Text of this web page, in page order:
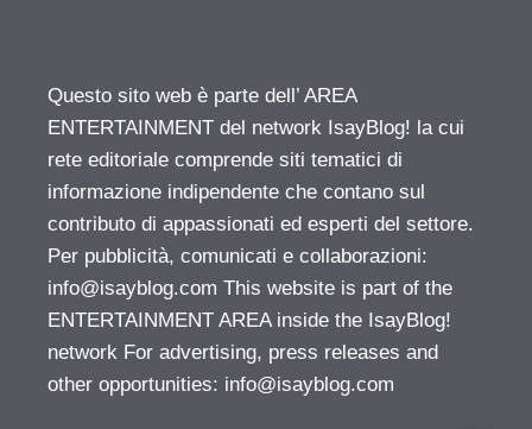
Questo sito web è parte dell’ AREA
ENTERTAINMENT del network IsayBlog! la cui
rete editoriale comprende siti tematici di
informazione indipendente che contano sul
contributo di appassionati ed esperti del settore.
Per pubblicità, comunicati e collaborazioni:
info@isayblog.com This website is part of the
ENTERTAINMENT AREA inside the IsayBlog!
network For advertising, press releases and
other opportunities: info@isayblog.com